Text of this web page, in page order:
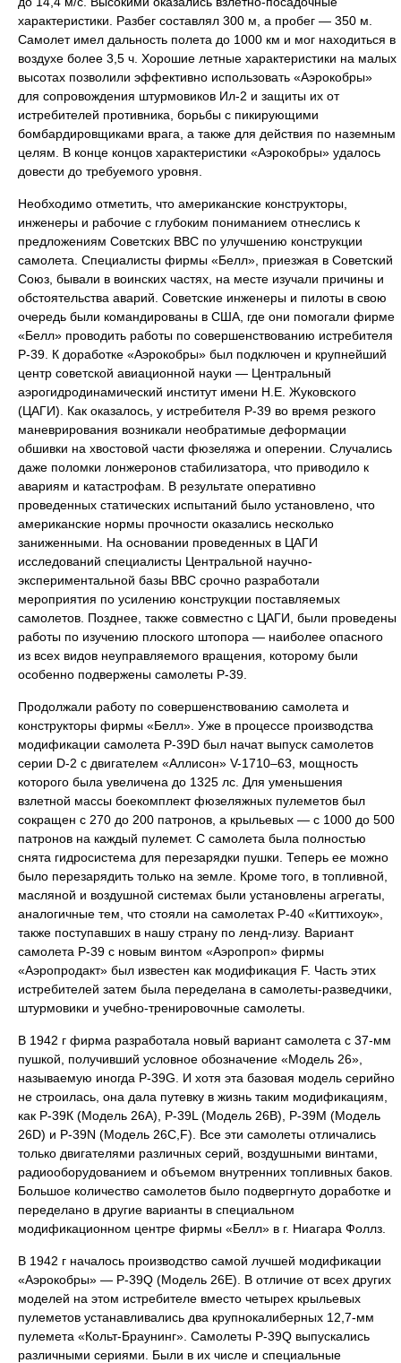
характеристики. Разбег составлял 300 м, а пробег — 350 м.
Самолет имел дальность полета до 1000 км и мог находиться в
воздухе более 3,5 ч. Хорошие летные характеристики на малых
высотах позволили эффективно использовать «Аэрокобры»
для сопровождения штурмовиков Ил-2 и защиты их от
истребителей противника, борьбы с пикирующими
бомбардировщиками врага, а также для действия по наземным
целям. В конце концов характеристики «Аэрокобры» удалось
довести до требуемого уровня.
Необходимо отметить, что американские конструкторы,
инженеры и рабочие с глубоким пониманием отнеслись к
предложениям Советских ВВС по улучшению конструкции
самолета. Специалисты фирмы «Белл», приезжая в Советский
Союз, бывали в воинских частях, на месте изучали причины и
обстоятельства аварий. Советские инженеры и пилоты в свою
очередь были командированы в США, где они помогали фирме
«Белл» проводить работы по совершенствованию истребителя
Р-39. К доработке «Аэрокобры» был подключен и крупнейший
центр советской авиационной науки — Центральный
аэрогидродинамический институт имени Н.Е. Жуковского
(ЦАГИ). Как оказалось, у истребителя Р-39 во время резкого
маневрирования возникали необратимые деформации
обшивки на хвостовой части фюзеляжа и оперении. Случались
даже поломки лонжеронов стабилизатора, что приводило к
авариям и катастрофам. В результате оперативно
проведенных статических испытаний было установлено, что
американские нормы прочности оказались несколько
заниженными. На основании проведенных в ЦАГИ
исследований специалисты Центральной научно-
экспериментальной базы ВВС срочно разработали
мероприятия по усилению конструкции поставляемых
самолетов. Позднее, также совместно с ЦАГИ, были проведены
работы по изучению плоского штопора — наиболее опасного
из всех видов неуправляемого вращения, которому были
особенно подвержены самолеты Р-39.
Продолжали работу по совершенствованию самолета и
конструкторы фирмы «Белл». Уже в процессе производства
модификации самолета Р-39D был начат выпуск самолетов
серии D-2 с двигателем «Аллисон» V-1710–63, мощность
которого была увеличена до 1325 лс. Для уменьшения
взлетной массы боекомплект фюзеляжных пулеметов был
сокращен с 270 до 200 патронов, а крыльевых — с 1000 до 500
патронов на каждый пулемет. С самолета была полностью
снята гидросистема для перезарядки пушки. Теперь ее можно
было перезарядить только на земле. Кроме того, в топливной,
масляной и воздушной системах были установлены агрегаты,
аналогичные тем, что стояли на самолетах Р-40 «Киттихоук»,
также поступавших в нашу страну по ленд-лизу. Вариант
самолета Р-39 с новым винтом «Аэропроп» фирмы
«Аэропродакт» был известен как модификация F. Часть этих
истребителей затем была переделана в самолеты-разведчики,
штурмовики и учебно-тренировочные самолеты.
В 1942 г фирма разработала новый вариант самолета с 37-мм
пушкой, получивший условное обозначение «Модель 26»,
называемую иногда Р-39G. И хотя эта базовая модель серийно
не строилась, она дала путевку в жизнь таким модификациям,
как Р-39К (Модель 26А), Р-39L (Модель 26B), Р-39М (Модель
26D) и Р-39N (Модель 26С,F). Все эти самолеты отличались
только двигателями различных серий, воздушными винтами,
радиооборудованием и объемом внутренних топливных баков.
Большое количество самолетов было подвергнуто доработке и
переделано в другие варианты в специальном
модификационном центре фирмы «Белл» в г. Ниагара Фоллз.
В 1942 г началось производство самой лучшей модификации
«Аэрокобры» — Р-39Q (Модель 26Е). В отличие от всех других
моделей на этом истребителе вместо четырех крыльевых
пулеметов устанавливались два крупнокалиберных 12,7-мм
пулемета «Кольт-Браунинг». Самолеты Р-39Q выпускались
различными сериями. Были в их числе и специальные